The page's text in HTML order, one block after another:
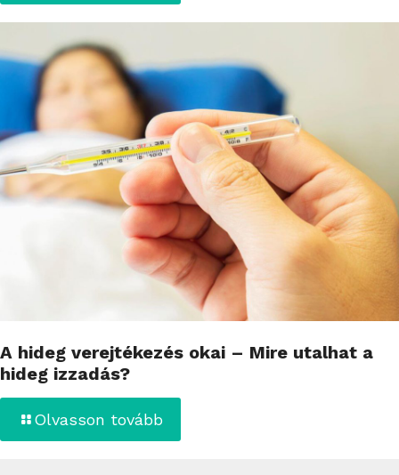
A hideg verejtékezés okai – Mire utalhat a
hideg izzadás?
Olvasson tovább